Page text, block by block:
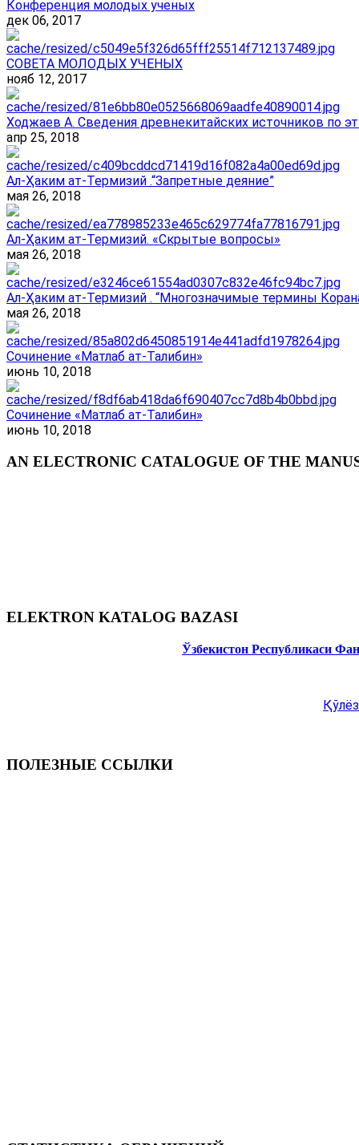
Конференция молодых ученых
дек 06, 2017
СОВЕТА МОЛОДЫХ УЧЕНЫХ
нояб 12, 2017
Ходжаев А. Сведения древнекитайских источников по
апр 25, 2018
Ал-Ҳаким ат-Термизий .“Запретные деяние”
мая 26, 2018
Ал-Ҳаким ат-Термизий. «Скрытые вопросы»
мая 26, 2018
Ал-Ҳаким ат-Термизий . “Многозначимые термины
мая 26, 2018
Сочинение «Матлаб ат-Талибин»
июнь 10, 2018
Сочинение «Матлаб ат-Талибин»
июнь 10, 2018
AN ELECTRONIC CATALOGUE OF THE
ELEKTRON KATALOG BAZASI
Ўзбекистон Республикаси
ПОЛЕЗНЫЕ ССЫЛКИ